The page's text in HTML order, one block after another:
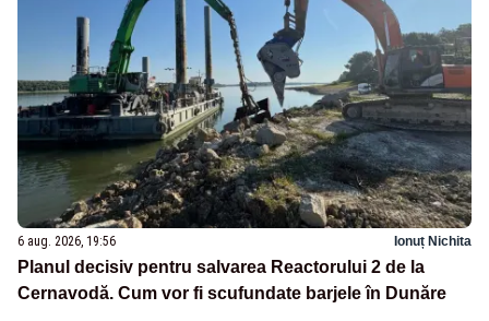
6 aug. 2026, 19:56 Ionuț Nichita
Planul decisiv pentru salvarea Reactorului 2 de la
Cernavodă. Cum vor fi scufundate barjele în Dunăre